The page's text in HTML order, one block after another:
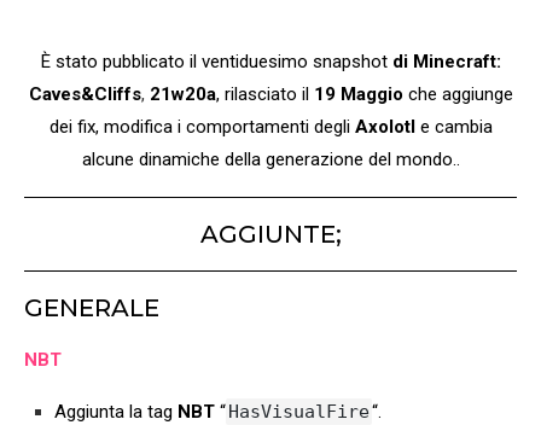
È stato pubblicato il ventiduesimo snapshotdi Minecraft:
Caves&Cliffs, 21w20a, rilasciato il19 Maggio che aggiunge
dei fix, modifica i comportamenti degli Axolotle cambia
alcune dinamiche della generazione del mondo..
AGGIUNTE;
GENERALE
NBT
Aggiunta la tag NBT “HasVisualFire“.